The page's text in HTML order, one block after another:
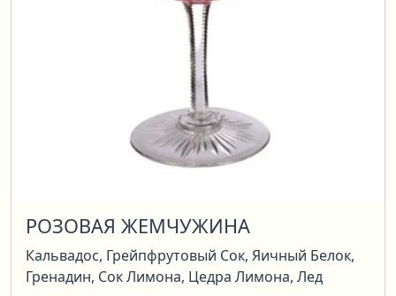
РОЗОВАЯ ЖЕМЧУЖИНА
Кальвадос, Грейпфрутовый Сок, Яичный Белок,
Гренадин, Сок Лимона, Цедра Лимона, Лед